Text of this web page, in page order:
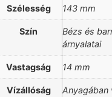
Szélesség 143 mm
Szín
Bézs és
árnyalatai
Vastagság 14 mm
Vízállóság
Anyagában